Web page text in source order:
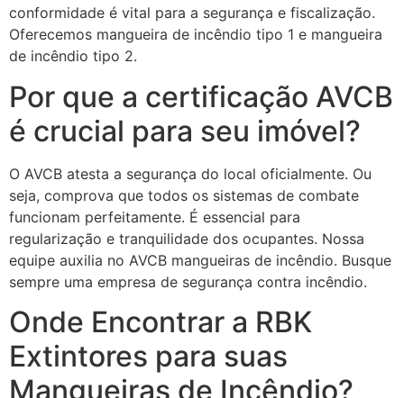
conformidade é vital para a segurança e fiscalização.
Oferecemos mangueira de incêndio tipo 1 e mangueira
de incêndio tipo 2.
Por que a certificação AVCB
é crucial para seu imóvel?
O AVCB atesta a segurança do local oficialmente. Ou
seja, comprova que todos os sistemas de combate
funcionam perfeitamente. É essencial para
regularização e tranquilidade dos ocupantes. Nossa
equipe auxilia no AVCB mangueiras de incêndio. Busque
sempre uma empresa de segurança contra incêndio.
Onde Encontrar a RBK
Extintores para suas
Mangueiras de Incêndio?